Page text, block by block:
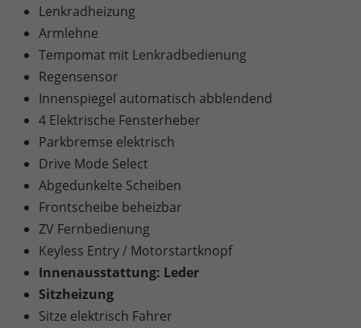
Lenkradheizung
Armlehne
Tempomat mit Lenkradbedienung
Regensensor
Innenspiegel automatisch abblendend
4 Elektrische Fensterheber
Parkbremse elektrisch
Drive Mode Select
Abgedunkelte Scheiben
Frontscheibe beheizbar
ZV Fernbedienung
Keyless Entry / Motorstartknopf
Innenausstattung: Leder
Sitzheizung
Sitze elektrisch Fahrer